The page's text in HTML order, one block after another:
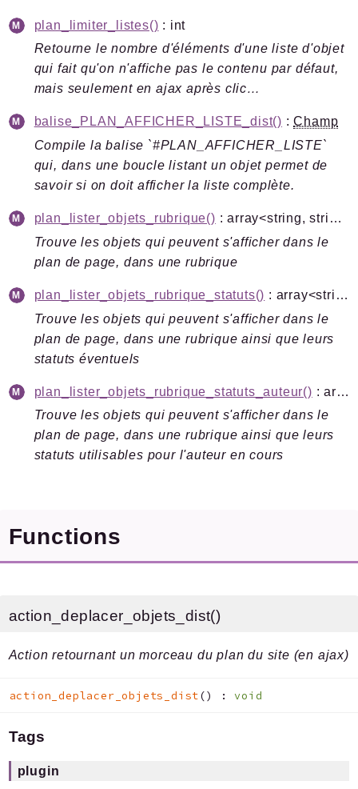
plan_limiter_listes() : int
Retourne le nombre d'éléments d'une liste d'objet
qui fait qu'on n'affiche pas le contenu par défaut,
mais seulement en ajax après clic…
balise_PLAN_AFFICHER_LISTE_dist() :Champ
Compile la balise `#PLAN_AFFICHER_LISTE`
qui, dans une boucle listant un objet permet de
savoir si on doit afficher la liste complète.
plan_lister_objets_rubrique()
: array<string, string>
Trouve les objets qui peuvent s'afficher dans le
plan de page, dans une rubrique
plan_lister_objets_rubrique_statuts()
: array<string, array<string, array{image: ?string, titre: string}>>
Trouve les objets qui peuvent s'afficher dans le
plan de page, dans une rubrique ainsi que leurs
statuts éventuels
plan_lister_objets_rubrique_statuts_auteur()
: array<string, array<string, array{image: ?string, titre: string}>>
Trouve les objets qui peuvent s'afficher dans le
plan de page, dans une rubrique ainsi que leurs
statuts utilisables pour l'auteur en cours
Functions
action_deplacer_objets_dist()
Action retournant un morceau du plan du site (en ajax)
action_deplacer_objets_dist() :void
Tags
plugin